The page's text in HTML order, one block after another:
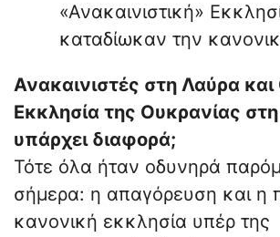
«Ανακαινιστική»
καταδίωκαν την
Ανακαινιστές στη Λαύρα
Εκκλησία της Ουκρανίας
υπάρχει διαφορά;
Τότε όλα ήταν οδυνηρά
σήμερα: η απαγόρευση και η
κανονική εκκλησία υπέρ της